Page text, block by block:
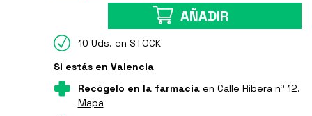
AÑADIR
10 Uds. en STOCK
Si estás en Valencia
Recógelo en la farmaciaen Calle Ribera nº 12.
Mapa